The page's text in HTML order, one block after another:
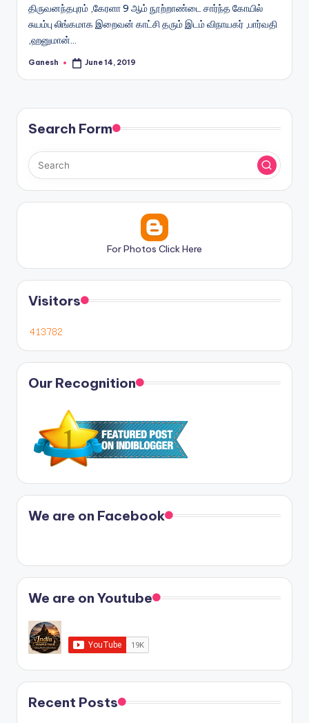
திருவனந்தபுரம் ,கேரளா 9 ஆம் நூற்றாண்டை சார்ந்த கோயில்
சுயம்பு லிங்கமாக இறைவன் காட்சி தரும் இடம் விநாயகர் ,பார்வதி
,ஹனுமான்…
Posted
Ganesh June 14, 2019
Search Form
For Photos Click Here
Visitors
Our Recognition
We are on Facebook
We are on Youtube
Recent Posts